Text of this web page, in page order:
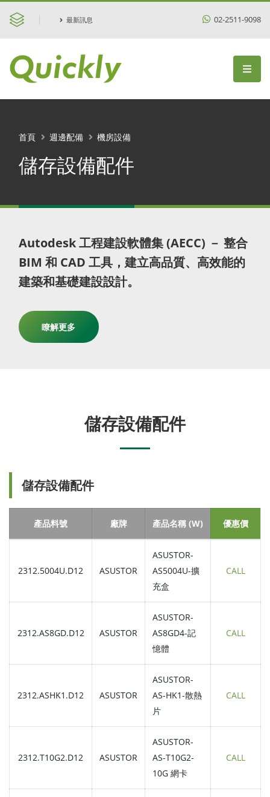
最新訊息 02-2511-9098
儲存設備配件
首頁 週邊配備 機房設備
Autodesk 工程建設軟體集 (AECC) － 整合
BIM 和 CAD 工具，建立高品質、高效能的
建築和基礎建設設計。
瞭解更多
儲存設備配件
儲存設備配件
產品料號 廠牌 產品名稱 (W) 優惠價
2312.5004U.D12 ASUSTOR
ASUSTOR-
AS5004U-擴
充盒
CALL
2312.AS8GD.D12 ASUSTOR
ASUSTOR-
AS8GD4-記
憶體
CALL
2312.ASHK1.D12 ASUSTOR
ASUSTOR-
AS-HK1-散熱
片
CALL
2312.T10G2.D12 ASUSTOR
ASUSTOR-
AS-T10G2-
10G 網卡
CALL